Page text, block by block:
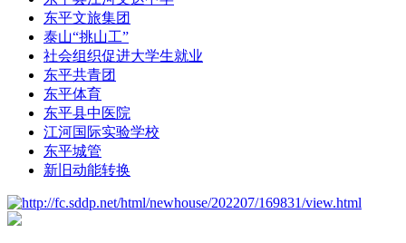
东平文旅集团
泰山“挑山工”
社会组织促进大学生就业
东平共青团
东平体育
东平县中医院
江河国际实验学校
东平城管
新旧动能转换